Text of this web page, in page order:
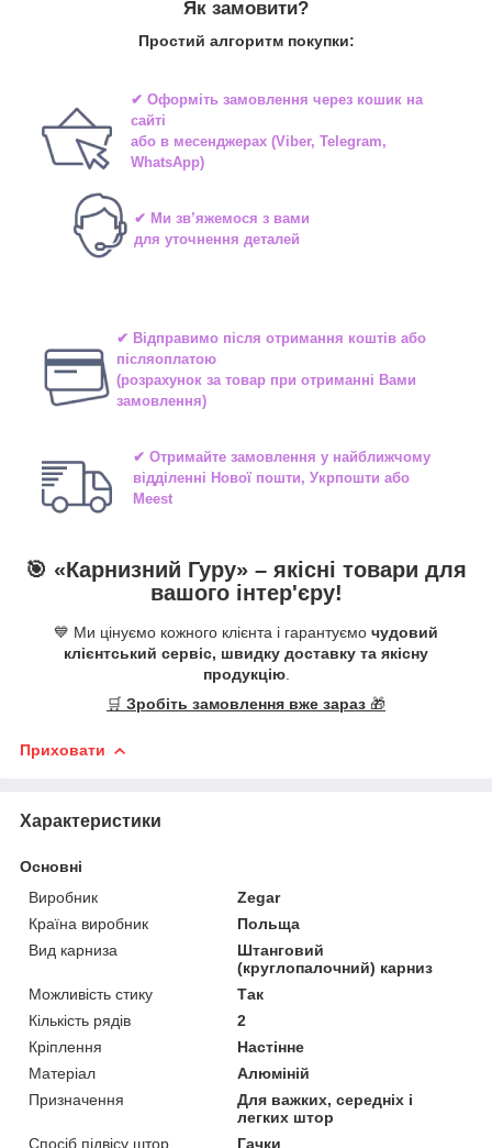
Як замовити?
Простий алгоритм покупки:
✔ Оформіть замовлення через кошик на
сайті
або в месенджерах(Viber, Telegram,
WhatsApp)
✔ Ми зв’яжемося з вами
для уточнення деталей
✔ Відправимо після отримання коштів або
післяоплатою
(розрахунок за товар при отриманні Вами
замовлення)
✔ Отримайте замовлення у найближчому
відділенні Нової пошти, Укрпошти або
Meest
🎯 «Карнизний Гуру» – якісні товари для
вашого інтер'єру!
💙 Ми цінуємо кожного клієнта і гарантуємо чудовий
клієнтський сервіс, швидку доставку та якісну
продукцію.
🛒 Зробіть замовлення вже зараз 🎁
Приховати
Характеристики
Основні
Виробник
Zegar
Країна виробник
Польща
Вид карниза
Штанговий
(круглопалочний) карниз
Можливість стику
Так
Кількість рядів
2
Кріплення
Настінне
Матеріал
Алюміній
Призначення
Для важких, середніх і
легких штор
Спосіб підвісу штор
Гачки